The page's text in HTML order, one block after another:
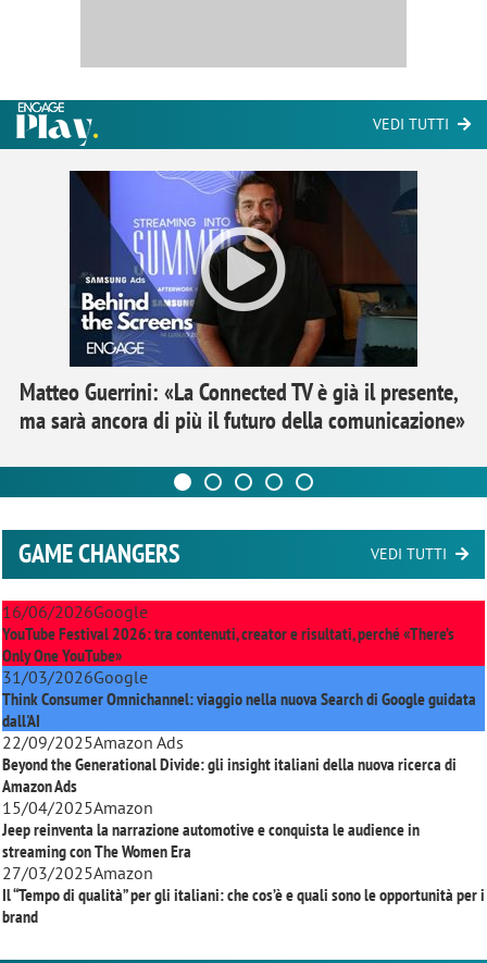
VEDI TUTTI
Matteo Guerrini: «La Connected TV è già il presente,
ma sarà ancora di più il futuro della comunicazione»
GAME CHANGERS VEDI TUTTI
16/06/2026Google
YouTube Festival 2026: tra contenuti, creator e risultati, perché «There’s
Only One YouTube»
31/03/2026Google
Think Consumer Omnichannel: viaggio nella nuova Search di Google guidata
dall'AI
22/09/2025Amazon Ads
Beyond the Generational Divide: gli insight italiani della nuova ricerca di
Amazon Ads
15/04/2025Amazon
Jeep reinventa la narrazione automotive e conquista le audience in
streaming conThe Women Era
27/03/2025Amazon
Il “Tempo di qualità” per gli italiani: che cos’è e quali sono le opportunità per i
brand